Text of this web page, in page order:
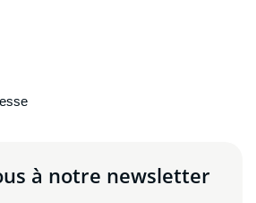
à notre newsletter